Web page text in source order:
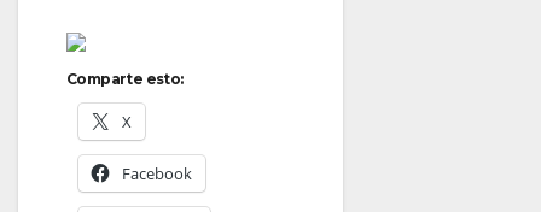
Comparte esto:
X
Facebook